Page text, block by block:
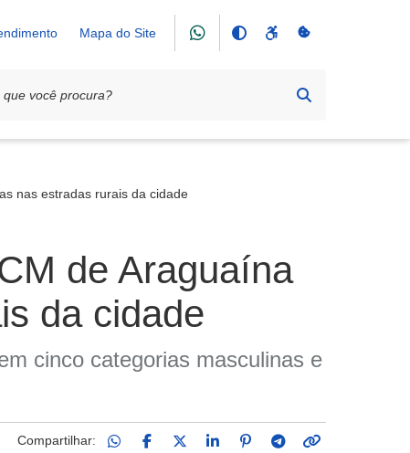
Mapa do Site
nas estradas rurais da cidade
de Araguaína
da cidade
cinco categorias masculinas e
Compartilhar: